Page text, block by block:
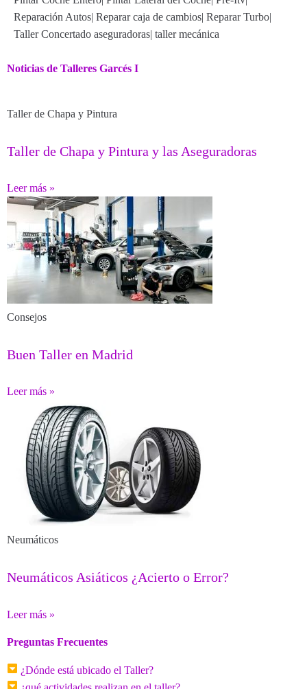
Reparación Autos| Reparar caja de cambios| Reparar Turbo|
Taller Concertado aseguradoras| taller mecánica
Noticias de Talleres Garcés I
Taller de Chapa y Pintura
Taller de Chapa y Pintura y las Aseguradoras
Leer más »
Consejos
Buen Taller en Madrid
Leer más »
Neumáticos
Neumáticos Asiáticos ¿Acierto o Error?
Leer más »
Preguntas Frecuentes
¿Dónde está ubicado el Taller?